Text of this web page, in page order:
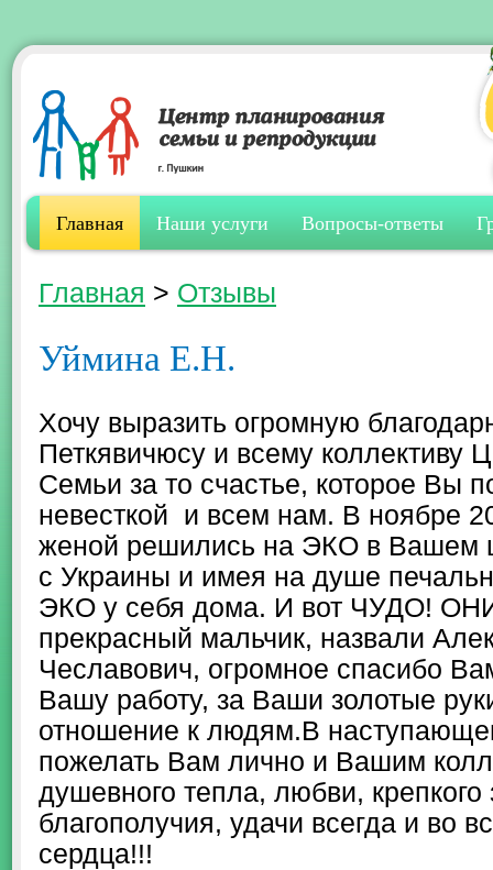
Главная Наши услуги Вопросы-ответы
Главная > Отзывы
Уймина Е.Н.
Хочу выразить огромную
Петкявичюсу и всему коллективу
Семьи за то счастье, которое Вы
невесткой и всем нам. В ноябре
женой решились на ЭКО в Вашем
с Украины и имея на душе
ЭКО у себя дома. И вот ЧУДО!
прекрасный мальчик, назвали
Чеславович, огромное спасибо
Вашу работу, за Ваши золотые
отношение к людям.В
пожелать Вам лично и Вашим
душевного тепла, любви,
благополучия, удачи всегда и во
сердца!!!